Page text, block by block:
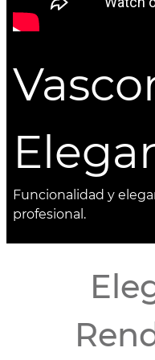
Funcionalidad y
profesional.